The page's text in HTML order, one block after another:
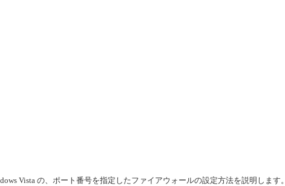
Vista の、ポート番号を指定したファイアウォールの設定方法を説明します。